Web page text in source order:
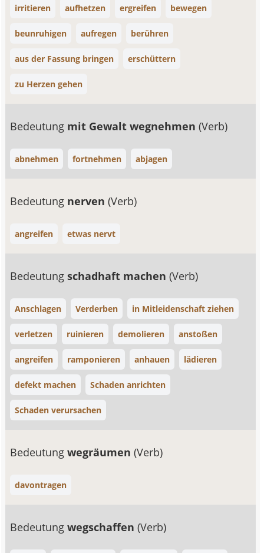
irritieren aufhetzen ergreifen bewegen
beunruhigen aufregen berühren
aus der Fassung bringen erschüttern
zu Herzen gehen
Bedeutung mit Gewalt wegnehmen(Verb)
abnehmen fortnehmen abjagen
Bedeutung nerven(Verb)
angreifen etwas nervt
Bedeutungschadhaft machen(Verb)
Anschlagen Verderben in Mitleidenschaft ziehen
verletzen ruinieren demolieren anstoßen
angreifen ramponieren anhauen lädieren
defekt machen Schaden anrichten
Schaden verursachen
Bedeutungwegräumen(Verb)
davontragen
Bedeutungwegschaffen(Verb)